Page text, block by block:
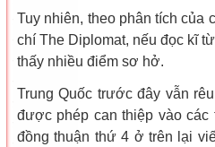
Tuy nhiên, theo phân tích của
chí The Diplomat, nếu đọc kĩ
thấy nhiều điểm sơ hở.
Trung Quốc trước đây vẫn
được phép can thiệp vào
đồng thuận thứ 4 ở trên lại